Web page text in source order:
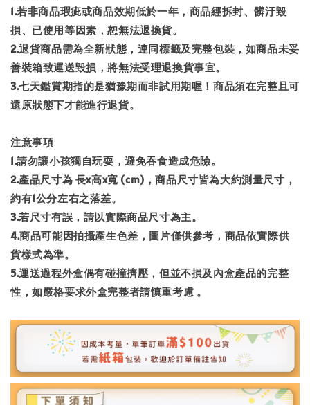
1.若非商品瑕疵或商品效期低於一年，商品經拆封、髒汙毀
損、已使用等因素，恕無法退換貨。
2.退貨商品需為全新狀態，連同標籤及完整包裝，如商品未妥
善裝箱致運送毀損，將無法受理退換貨事宜。
3.七天鑑賞期指的是猶豫期而非試用期喔！商品須在完整且可
還原狀態下才能進行退貨。
注意事項
1.請勿讓小孩獨自玩耍，避免吞食造成危險。
2.產品尺寸為 長x高x寬 (cm)，商品尺寸皆為大約測量尺寸，
約有1公分左右之落差。
3.若尺寸有誤，請以實際商品尺寸為主。
4.商品可能因拍攝產生色差，圖片僅供參考，商品依實際供
貨樣式為準。
5.運送過程外盒偶有碰撞擠壓，但並不損及內盒產品的完整
性，如嚴格要求外盒完整者請慎重考慮 。